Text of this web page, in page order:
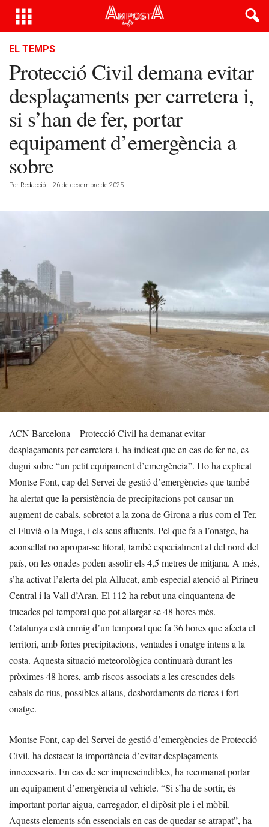
EL TEMPS
Protecció Civil demana evitar
desplaçaments per carretera i,
si s’han de fer, portar
equipament d’emergència a
sobre
Por Redacció - 26 de desembre de 2025
ACN Barcelona – Protecció Civil ha demanat evitar
desplaçaments per carretera i, ha indicat que en cas de fer-ne, es
dugui sobre “un petit equipament d’emergència”. Ho ha explicat
Montse Font, cap del Servei de gestió d’emergències que també
ha alertat que la persistència de precipitacions pot causar un
augment de cabals, sobretot a la zona de Girona a rius com el Ter,
el Fluvià o la Muga, i els seus afluents. Pel que fa a l’onatge, ha
aconsellat no apropar-se litoral, també especialment al del nord del
país, on les onades poden assolir els 4,5 metres de mitjana. A més,
s’ha activat l’alerta del pla Allucat, amb especial atenció al Pirineu
Central i la Vall d’Aran. El 112 ha rebut una cinquantena de
trucades pel temporal que pot allargar-se 48 hores més.
Catalunya està enmig d’un temporal que fa 36 hores que afecta el
territori, amb fortes precipitacions, ventades i onatge intens a la
costa. Aquesta situació meteorològica continuarà durant les
pròximes 48 hores, amb riscos associats a les crescudes dels
cabals de rius, possibles allaus, desbordaments de rieres i fort
onatge.
Montse Font, cap del Servei de gestió d’emergències de Protecció
Civil, ha destacat la importància d’evitar desplaçaments
innecessaris. En cas de ser imprescindibles, ha recomanat portar
un equipament d’emergència al vehicle. “Si s’ha de sortir, és
important portar aigua, carregador, el dipòsit ple i el mòbil.
Aquests elements són essencials en cas de quedar-se atrapat”, ha